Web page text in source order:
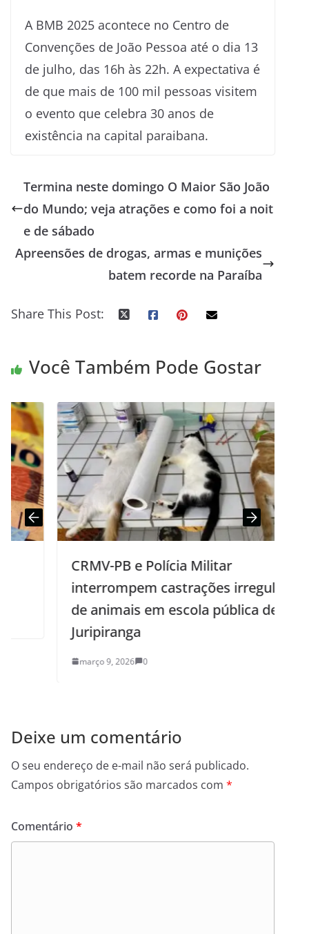
A BMB 2025 acontece no Centro de
Convenções de João Pessoa até o dia 13
de julho, das 16h às 22h. A expectativa é
de que mais de 100 mil pessoas visitem
o evento que celebra 30 anos de
existência na capital paraibana.
Termina neste domingo O Maior São João
do Mundo; veja atrações e como foi a noit
e de sábado
Apreensões de drogas, armas e munições
batem recorde na Paraíba
Share This Post:
Você Também Pode Gostar
CRMV-PB e Polícia Militar
interrompem castrações irregulares
de animais em escola pública de
Juripiranga
março 9, 2026 0
Deixe um comentário
O seu endereço de e-mail não será publicado.
Campos obrigatórios são marcados com *
Comentário *